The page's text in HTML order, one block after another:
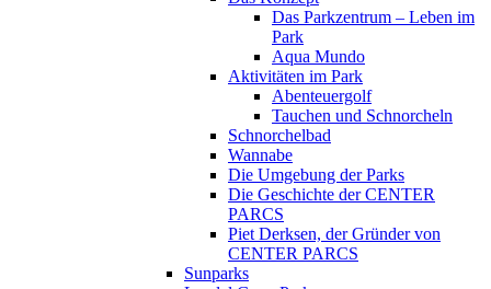
Das Parkzentrum – Leben im
Park
Aqua Mundo
Aktivitäten im Park
Abenteuergolf
Tauchen und Schnorcheln
Schnorchelbad
Wannabe
Die Umgebung der Parks
Die Geschichte der CENTER
PARCS
Piet Derksen, der Gründer von
CENTER PARCS
Sunparks